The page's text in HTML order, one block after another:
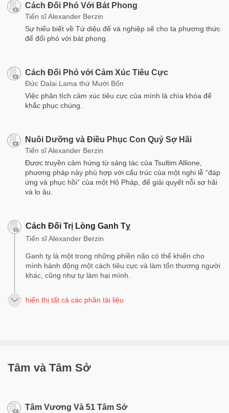
Cách Đối Phó Với Bát Phong
Tiến sĩ Alexander Berzin
Sự hiểu biết về Tứ diệu đế và nghiệp sẽ cho ta phương thức
để đối phó với bát phong.
Cách Đối Phó với Cảm Xúc Tiêu Cực
Đức Dalai Lama thứ Mười Bốn
Việc phân tích cảm xúc tiêu cực của mình là chìa khóa để
khắc phục chúng.
Nuôi Dưỡng và Điều Phục Con Quỷ Sợ Hãi
Tiến sĩ Alexander Berzin
Được truyền cảm hứng từ sáng tác của Tsultim Allione,
phương pháp này phù hợp với cấu trúc của một nghi lễ “đáp
ứng và phục hồi” của một Hộ Pháp, để giải quyết nỗi sợ hãi
và lo âu.
Cách Đối Trị Lòng Ganh Tỵ
Tiến sĩ Alexander Berzin
Ganh tỵ là một trong những phiền não có thể khiến cho
mình hành động một cách tiêu cực và làm tổn thương người
khác, cũng như tự làm hại mình.
hiển thị tất cả các phần tài liệu
Tâm và Tâm Sở
Tâm Vương Và 51 Tâm Sở